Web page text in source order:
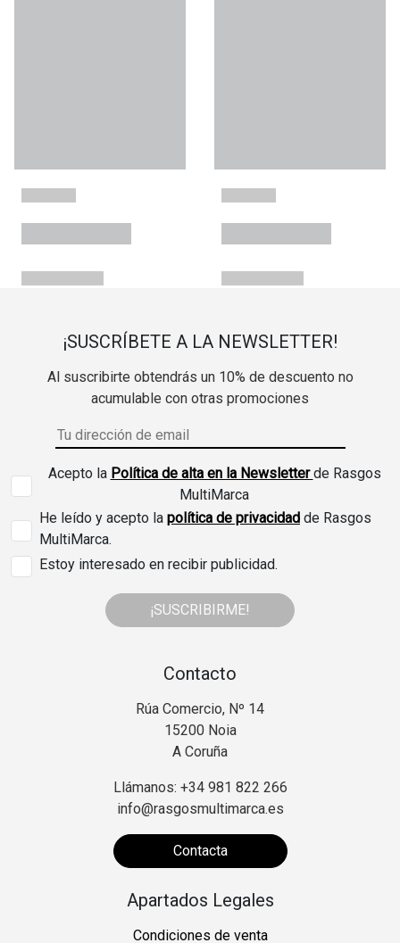
¡SUSCRÍBETE A LA NEWSLETTER!
Al suscribirte obtendrás un 10% de descuento no
acumulable con otras promociones
Acepto la Política de alta en la Newsletterde Rasgos
MultiMarca
He leído y acepto la política de privacidad de Rasgos
MultiMarca.
Estoy interesado en recibir publicidad.
¡SUSCRIBIRME!
Contacto
Rúa Comercio, Nº 14
15200 Noia
A Coruña
Llámanos: +34 981 822 266
info@rasgosmultimarca.es
Contacta
Apartados Legales
Condiciones de venta